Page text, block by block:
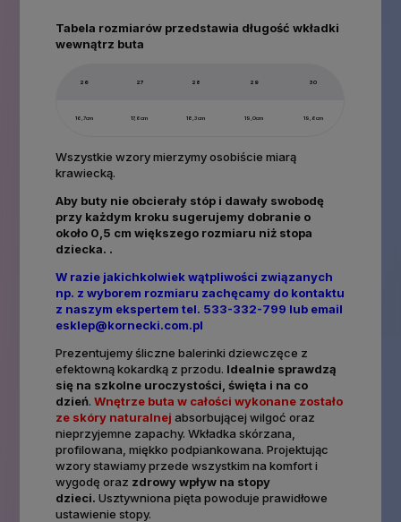
Tabela rozmiarów przedstawia długość wkładki
wewnątrz buta
26 27 28 29 30
16,7cm 17,6cm 18,3cm 19,0cm 19,6cm
Wszystkie wzory mierzymy osobiście miarą
krawiecką.
Aby buty nie obcierały stóp i dawały swobodę
przy każdym kroku sugerujemy dobranie o
około 0,5 cm większego rozmiaru niż stopa
dziecka. .
W razie jakichkolwiek wątpliwości związanych
np. z wyborem rozmiaru zachęcamy do kontaktu
z naszym ekspertem tel. 533-332-799 lub email
esklep@kornecki.com.pl
Prezentujemy śliczne balerinki dziewczęce z
efektowną kokardką z przodu. Idealnie sprawdzą
się na szkolne uroczystości, święta i na co
dzień.Wnętrze buta w całości wykonane zostało
ze skóry naturalnej absorbującej wilgoć oraz
nieprzyjemne zapachy. Wkładka skórzana,
profilowana, miękko podpiankowana. Projektując
wzory stawiamy przede wszystkim na komfort i
wygodę oraz zdrowy wpływ na stopy
dzieci. Usztywniona pięta powoduje prawidłowe
ustawienie stopy.